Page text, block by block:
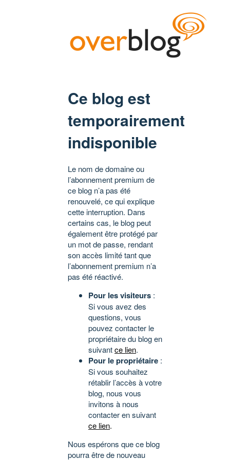
Ce blog est
temporairement
indisponible
Le nom de domaine ou
l’abonnement premium de
ce blog n’a pas été
renouvelé, ce qui explique
cette interruption. Dans
certains cas, le blog peut
également être protégé par
un mot de passe, rendant
son accès limité tant que
l’abonnement premium n’a
pas été réactivé.
Pour les visiteurs :
Si vous avez des
questions, vous
pouvez contacter le
propriétaire du blog en
suivantce lien.
Pour le propriétaire :
Si vous souhaitez
rétablir l’accès à votre
blog, nous vous
invitons à nous
contacter en suivant
ce lien.
Nous espérons que ce blog
pourra être de nouveau